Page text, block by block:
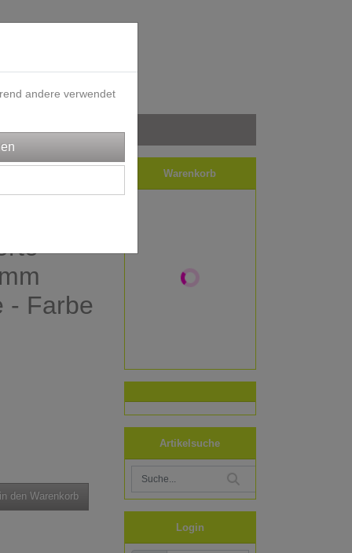
Impressum
- Farbe
in den Warenkorb
Warenkorb
Artikelsuche
Login
andere verwendet